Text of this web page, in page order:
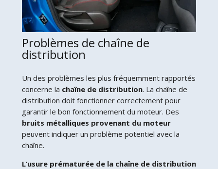
Problèmes de chaîne de
distribution
Un des problèmes les plus fréquemment rapportés
concerne la chaîne de distribution. La chaîne de
distribution doit fonctionner correctement pour
garantir le bon fonctionnement du moteur. Des
bruits métalliques provenant du moteur
peuvent indiquer un problème potentiel avec la
chaîne.
L’usure prématurée de la chaîne de distribution